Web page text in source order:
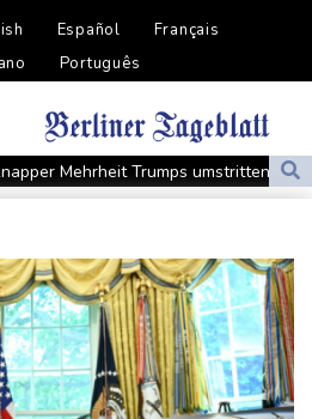
Español
Français
Português
Mehrheit Trumps umstrittenen
in Burgund beginnt wegen Hitzewellen
doch der E-Auto-Boom verschärft